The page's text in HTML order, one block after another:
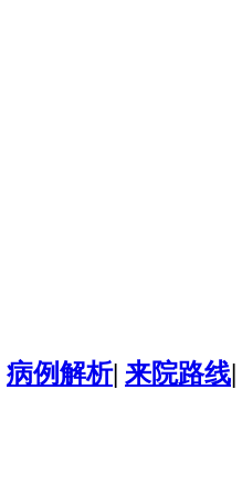
病例解析| 来院路线|